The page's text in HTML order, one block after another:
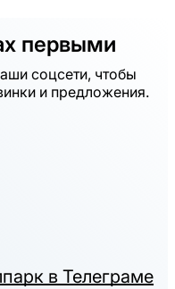
первыми
соцсети, чтобы
и предложения.
в Телеграме